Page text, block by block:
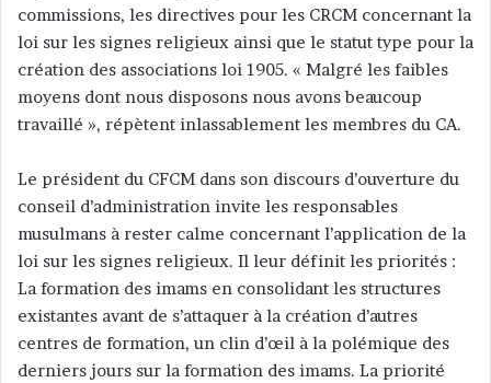
commissions, les directives pour les CRCM concernant la
loi sur les signes religieux ainsi que le statut type pour la
création des associations loi 1905. « Malgré les faibles
moyens dont nous disposons nous avons beaucoup
travaillé », répètent inlassablement les membres du CA.
Le président du CFCM dans son discours d’ouverture du
conseil d’administration invite les responsables
musulmans à rester calme concernant l’application de la
loi sur les signes religieux. Il leur définit les priorités :
La formation des imams en consolidant les structures
existantes avant de s’attaquer à la création d’autres
centres de formation, un clin d’œil à la polémique des
derniers jours sur la formation des imams. La priorité